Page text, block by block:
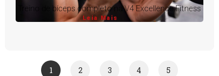
Treino de bíceps completo na V4 Excellence Fitness
Leia Mais
1 2 3 4 5